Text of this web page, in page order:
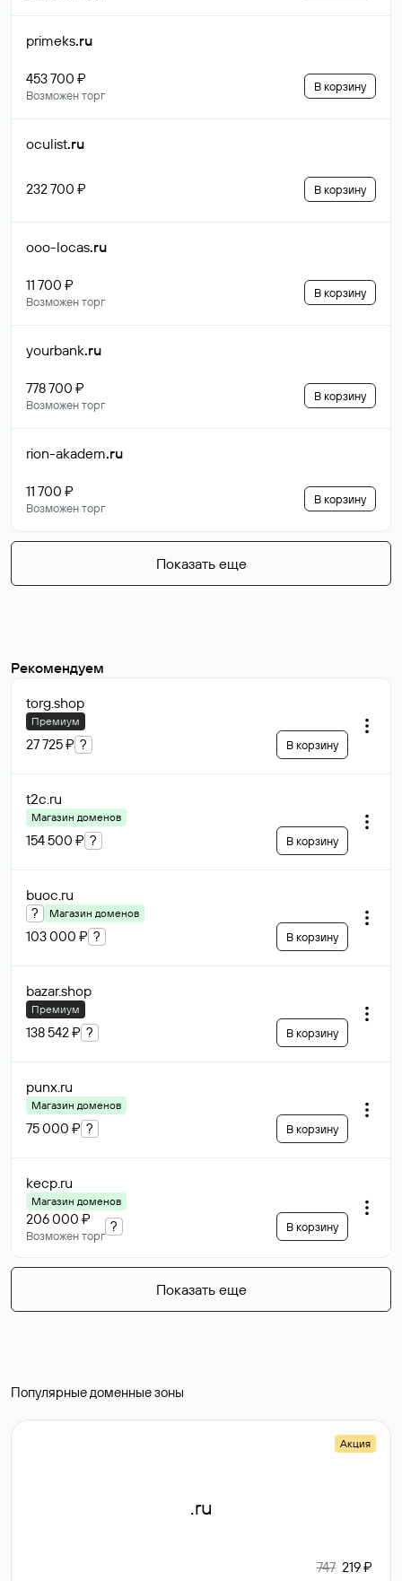
primeks.ru
453 700 ₽
Возможен торг
В корзину
oculist.ru
232 700 ₽ В корзину
ooo-locas.ru
11 700 ₽
Возможен торг
В корзину
yourbank.ru
778 700 ₽
Возможен торг
В корзину
rion-akadem.ru
11 700 ₽
Возможен торг
В корзину
Показать еще
Рекомендуем
torg.shop
Премиум
27 725 ₽ ? В корзину
t2c.ru
Магазин доменов
154 500 ₽ ? В корзину
buoc.ru
? Магазин доменов
103 000 ₽ ? В корзину
bazar.shop
Премиум
138 542 ₽ ? В корзину
punx.ru
Магазин доменов
75 000 ₽ ? В корзину
kecp.ru
Магазин доменов
206 000 ₽
Возможен торг
? В корзину
Показать еще
Популярные доменные зоны
Акция
.ru
747 219 ₽